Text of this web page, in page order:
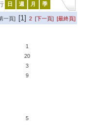
日 週 月 季
一頁] [1] 2 [下一頁] [最終頁]
1
20
3
9
5